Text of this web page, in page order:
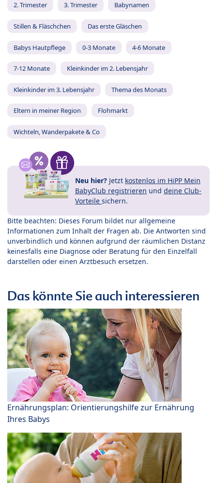
2. Trimester 3. Trimester Babynamen
Stillen & Fläschchen Das erste Gläschen
Babys Hautpflege 0-3 Monate 4-6 Monate
7-12 Monate Kleinkinder im 2. Lebensjahr
Kleinkinder im 3. Lebensjahr Thema des Monats
Eltern in meiner Region Flohmarkt
Wichteln, Wanderpakete & Co
Neu hier? Jetzt kostenlos im HiPP Mein
BabyClub registrieren und deine Club-
Vorteile sichern.
Bitte beachten: Dieses Forum bildet nur allgemeine
Informationen zum Inhalt der Fragen ab. Die Antworten sind
unverbindlich und können aufgrund der räumlichen Distanz
keinesfalls eine Diagnose oder Beratung für den Einzelfall
darstellen oder einen Arztbesuch ersetzen.
Das könnte Sie auch interessieren
Ernährungsplan: Orientierungshilfe zur Ernährung
Ihres Babys